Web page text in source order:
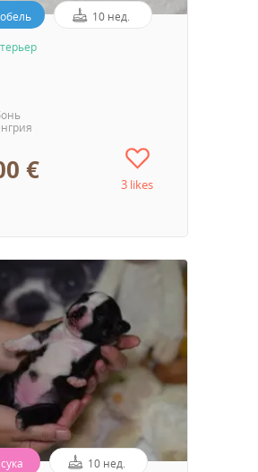
10 нед.
€ 3 likes
сука 10 нед.